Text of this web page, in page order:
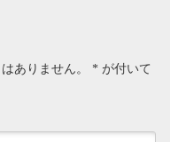
ありません。 * が付いて